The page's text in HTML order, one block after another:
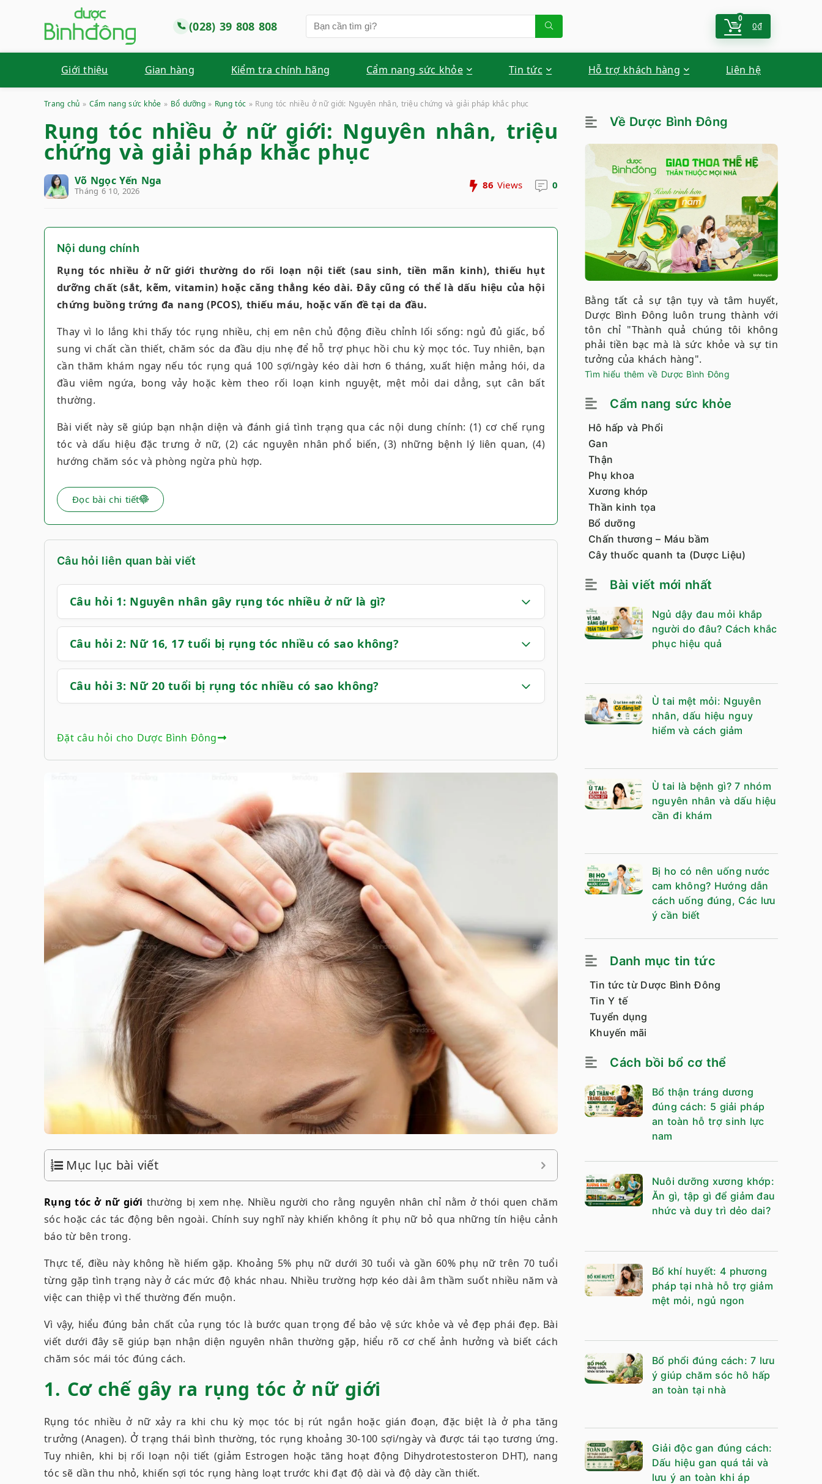
(028) 39 808 808
0
0₫
Giới thiệu Gian hàng Kiểm tra chính hãng Cẩm nang sức khỏe Tin tức Hỗ trợ khách hàng Liên hệ
Trang chủ » Cẩm nang sức khỏe » Bổ dưỡng» Rụng tóc » Rụng tóc nhiều ở nữ giới: Nguyên nhân, triệu chứng và giải pháp khắc phục
Rụng tóc nhiều ở nữ giới: Nguyên nhân, triệu
chứng và giải pháp khắc phục
Võ Ngọc Yến Nga
Tháng 6 10, 2026 86 Views 0
Nội dung chính
Rụng tóc nhiều ở nữ giới thường do rối loạn nội tiết (sau sinh, tiền mãn kinh), thiếu hụt
dưỡng chất (sắt, kẽm, vitamin) hoặc căng thẳng kéo dài. Đây cũng có thể là dấu hiệu của hội
chứng buồng trứng đa nang (PCOS), thiếu máu, hoặc vấn đề tại da đầu.
Thay vì lo lắng khi thấy tóc rụng nhiều, chị em nên chủ động điều chỉnh lối sống: ngủ đủ giấc, bổ
sung vi chất cần thiết, chăm sóc da đầu dịu nhẹ để hỗ trợ phục hồi chu kỳ mọc tóc. Tuy nhiên, bạn
cần thăm khám ngay nếu tóc rụng quá 100 sợi/ngày kéo dài hơn 6 tháng, xuất hiện mảng hói, da
đầu viêm ngứa, bong vảy hoặc kèm theo rối loạn kinh nguyệt, mệt mỏi dai dẳng, sụt cân bất
thường.
Bài viết này sẽ giúp bạn nhận diện và đánh giá tình trạng qua các nội dung chính: (1) cơ chế rụng
tóc và dấu hiệu đặc trưng ở nữ, (2) các nguyên nhân phổ biến, (3) những bệnh lý liên quan, (4)
hướng chăm sóc và phòng ngừa phù hợp.
Đọc bài chi tiết
Câu hỏi liên quan bài viết
Câu hỏi 1: Nguyên nhân gây rụng tóc nhiều ở nữ là gì?
Câu hỏi 2: Nữ 16, 17 tuổi bị rụng tóc nhiều có sao không?
Câu hỏi 3: Nữ 20 tuổi bị rụng tóc nhiều có sao không?
Đặt câu hỏi cho Dược Bình Đông
Mục lục bài viết
Rụng tóc ở nữ giới thường bị xem nhẹ. Nhiều người cho rằng nguyên nhân chỉ nằm ở thói quen chăm
sóc hoặc các tác động bên ngoài. Chính suy nghĩ này khiến không ít phụ nữ bỏ qua những tín hiệu cảnh
báo từ bên trong.
Thực tế, điều này không hề hiếm gặp. Khoảng 5% phụ nữ dưới 30 tuổi và gần 60% phụ nữ trên 70 tuổi
từng gặp tình trạng này ở các mức độ khác nhau. Nhiều trường hợp kéo dài âm thầm suốt nhiều năm và
việc can thiệp vì thế thường đến muộn.
Vì vậy, hiểu đúng bản chất của rụng tóc là bước quan trọng để bảo vệ sức khỏe và vẻ đẹp phái đẹp. Bài
viết dưới đây sẽ giúp bạn nhận diện nguyên nhân thường gặp, hiểu rõ cơ chế ảnh hưởng và biết cách
chăm sóc mái tóc đúng cách.
1. Cơ chế gây ra rụng tóc ở nữ giới
Rụng tóc nhiều ở nữ xảy ra khi chu kỳ mọc tóc bị rút ngắn hoặc gián đoạn, đặc biệt là ở pha tăng
trưởng (Anagen). Ở trạng thái bình thường, tóc rụng khoảng 30-100 sợi/ngày và được tái tạo tương ứng.
Tuy nhiên, khi bị rối loạn nội tiết (giảm Estrogen hoặc tăng hoạt động Dihydrotestosteron DHT), nang
tóc sẽ dần thu nhỏ, khiến sợi tóc rụng hàng loạt trước khi đạt độ dài và độ dày cần thiết.
Về Dược Bình Đông
Bằng tất cả sự tận tụy và tâm huyết,
Dược Bình Đông luôn trung thành với
tôn chỉ "Thành quả chúng tôi không
phải tiền bạc mà là sức khỏe và sự tin
tưởng của khách hàng".
Tìm hiểu thêm về Dược Bình Đông
Cẩm nang sức khỏe
Hô hấp và Phổi
Gan
Thận
Phụ khoa
Xương khớp
Thần kinh tọa
Bổ dưỡng
Chấn thương – Máu bầm
Cây thuốc quanh ta (Dược Liệu)
Bài viết mới nhất
Ngủ dậy đau mỏi khắp
người do đâu? Cách khắc
phục hiệu quả
Ù tai mệt mỏi: Nguyên
nhân, dấu hiệu nguy
hiểm và cách giảm
Ù tai là bệnh gì? 7 nhóm
nguyên nhân và dấu hiệu
cần đi khám
Bị ho có nên uống nước
cam không? Hướng dẫn
cách uống đúng, Các lưu
ý cần biết
Danh mục tin tức
Tin tức từ Dược Bình Đông
Tin Y tế
Tuyển dụng
Khuyến mãi
Cách bồi bổ cơ thể
Bổ thận tráng dương
đúng cách: 5 giải pháp
an toàn hỗ trợ sinh lực
nam
Nuôi dưỡng xương khớp:
Ăn gì, tập gì để giảm đau
nhức và duy trì dẻo dai?
Bổ khí huyết: 4 phương
pháp tại nhà hỗ trợ giảm
mệt mỏi, ngủ ngon
Bổ phổi đúng cách: 7 lưu
ý giúp chăm sóc hô hấp
an toàn tại nhà
Giải độc gan đúng cách:
Dấu hiệu gan quá tải và
lưu ý an toàn khi áp